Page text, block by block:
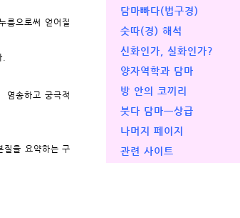
름으로써 얻어질
송하고 궁극적
을 요약하는 구
담마빠다(법구경)
숫따(경) 해석
신화인가, 실화인가?
양자역학과 담마
방 안의 코끼리
붓다 담마ㅡ상급
나머지 페이지
관련 사이트